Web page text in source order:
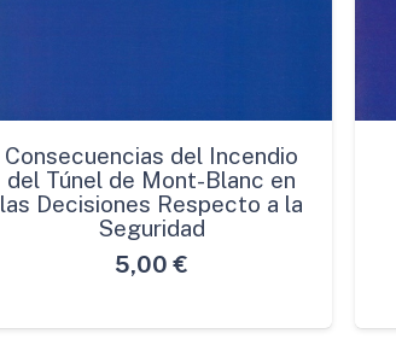
Consecuencias del Incendio
del Túnel de Mont-Blanc en
las Decisiones Respecto a la
Seguridad
5,00 €